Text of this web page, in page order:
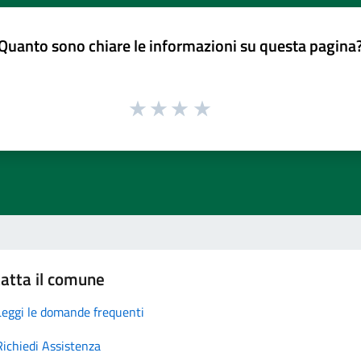
sono chiare le informazioni su questa
il comune
le domande frequenti
Assistenza